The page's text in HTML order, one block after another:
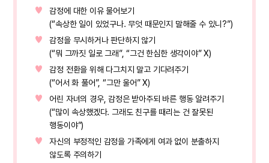
감정에 대한 이유 물어보기
(“속상한 일이 있었구나. 무엇 때문인지 말해줄 수 있니?”)
감정을 무시하거나 판단하지 않기
(“뭐 그까짓 일로 그래”, “그건 한심한 생각이야” X)
감정 전환을 위해 다그치지 말고 기다려주기
(“어서 화 풀어”, “그만 울어” X)
어린 자녀의 경우, 감정은 받아주되 바른 행동 알려주기
(“많이 속상했겠다. 그래도 친구를 때리는 건 잘못된
행동이야”)
자신의 부정적인 감정을 가족에게 여과 없이 분출하지
않도록 주의하기